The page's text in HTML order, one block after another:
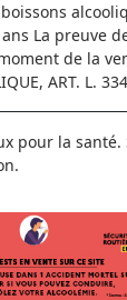
La preuve
de la
ART. L.
pour la santé.